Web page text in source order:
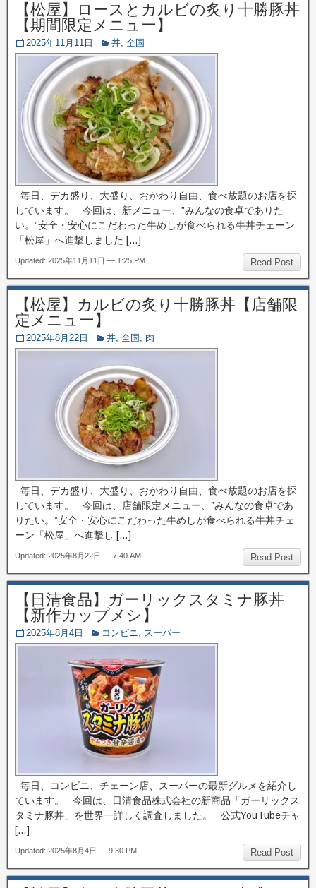
【松屋】ロースとカルビの炙り十勝豚丼
【期間限定メニュー】
2025年11月11日 丼, 全国
毎日、デカ盛り、大盛り、おかわり自由、食べ放題のお店を探
しています。 今回は、新メニュー、”みんなの食卓でありた
い。”安全・安心にこだわった牛めしが食べられる牛丼チェーン
「松屋」へ進撃しました […]
Read Post
Updated: 2025年11月11日 — 1:25 PM
【松屋】カルビの炙り十勝豚丼【店舗限
定メニュー】
2025年8月22日 丼, 全国 , 肉
毎日、デカ盛り、大盛り、おかわり自由、食べ放題のお店を探
しています。 今回は、店舗限定メニュー、”みんなの食卓であ
りたい。”安全・安心にこだわった牛めしが食べられる牛丼チェ
ーン「松屋」へ進撃し […]
Read Post
Updated: 2025年8月22日 — 7:40 AM
【日清食品】ガーリックスタミナ豚丼
【新作カップメシ】
2025年8月4日 コンビニ, スーパー
毎日、コンビニ、チェーン店、スーパーの最新グルメを紹介し
ています。 今回は、日清食品株式会社の新商品「ガーリックス
タミナ豚丼」を世界一詳しく調査しました。 公式YouTubeチャ
[…]
Read Post
Updated: 2025年8月4日 — 9:30 PM